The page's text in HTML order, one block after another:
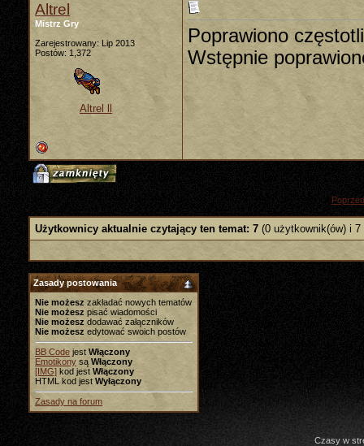
Altrel
Mistrz Gry
Zarejestrowany: Lip 2013
Postów: 1,372
Altrel ll
Poprawiono
Wstępnie
Użytkownicy aktualnie czytający ten temat: 7 (0 użytkownik(ów) i 7
Zasady postowania
Nie możesz zakładać nowych tematów
Nie możesz pisać wiadomości
Nie możesz dodawać załączników
Nie możesz edytować swoich postów
BB Code jest Włączony
Emotikony są Włączony
[IMG] kod jest Włączony
HTML kod jest Wyłączony
Zasady na forum
Czasy w